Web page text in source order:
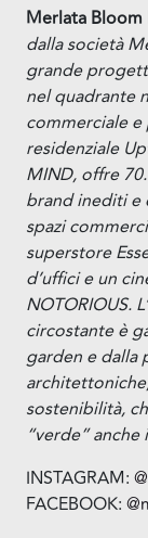
Merlata
dalla società
grande
nel quadrante
commerciale
residenziale
MIND, offre
brand inediti e
spazi
superstore
d’uffici e un
NOTORIOUS.
circostante è
garden e dalla
sostenibilità,
“verde” anche
INSTAGRAM:
FACEBOOK: